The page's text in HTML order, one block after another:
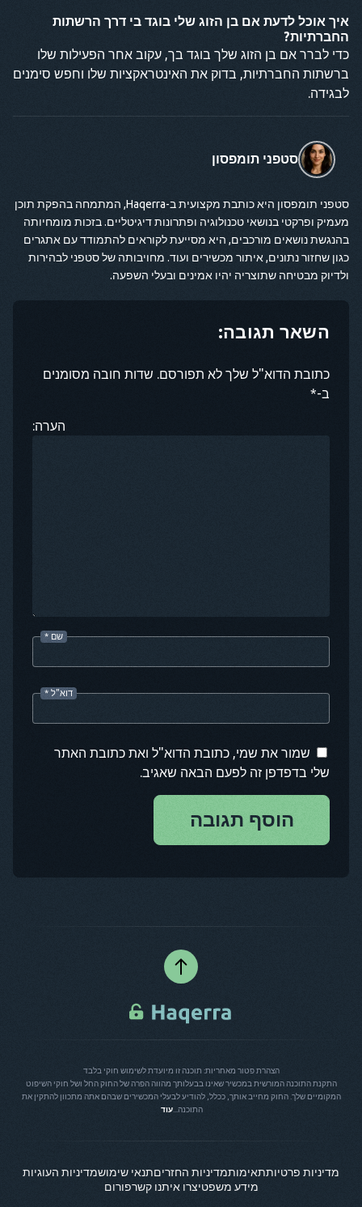
איך אוכל לדעת אם בן הזוג שלי בוגד בי דרך הרשתות
החברתיות?
כדי לברר אם בן הזוג שלך בוגד בך, עקוב אחר הפעילות שלו
ברשתות החברתיות, בדוק את האינטראקציות שלו וחפש סימנים
לבגידה.
סטפני תומפסון
סטפני תומפסון היא כותבת מקצועית ב-Haqerra, המתמחה בהפקת תוכן
מעמיק ופרקטי בנושאי טכנולוגיה ופתרונות דיגיטליים. בזכות מומחיותה
בהנגשת נושאים מורכבים, היא מסייעת לקוראים להתמודד עם אתגרים
כגון שחזור נתונים, איתור מכשירים ועוד. מחויבותה של סטפני לבהירות
ולדיוק מבטיחה שתוצריה יהיו אמינים ובעלי השפעה.
השאר תגובה:
כתובת הדוא"ל שלך לא תפורסם. שדות חובה מסומנים
ב-*
הערה:
שם *
דוא"ל *
שמור את שמי, כתובת הדוא"ל ואת כתובת האתר
שלי בדפדפן זה לפעם הבאה שאגיב.
הוסף תגובה
הצהרת פטור מאחריות: תוכנה זו מיועדת לשימוש חוקי בלבד
התקנת התוכנה המורשית במכשיר שאינו בבעלותך מהווה הפרה של החוק החל ושל חוקי השיפוט
המקומיים שלך. החוק מחייב אותך, ככלל, להודיע לבעלי המכשירים שבהם אתה מתכוון להתקין את
התוכנה... עוד
מדיניות פרטיותתאימותמדיניות החזריםתנאי שימושמדיניות העוגיות
מידע משפטיצרו איתנו קשרפורום